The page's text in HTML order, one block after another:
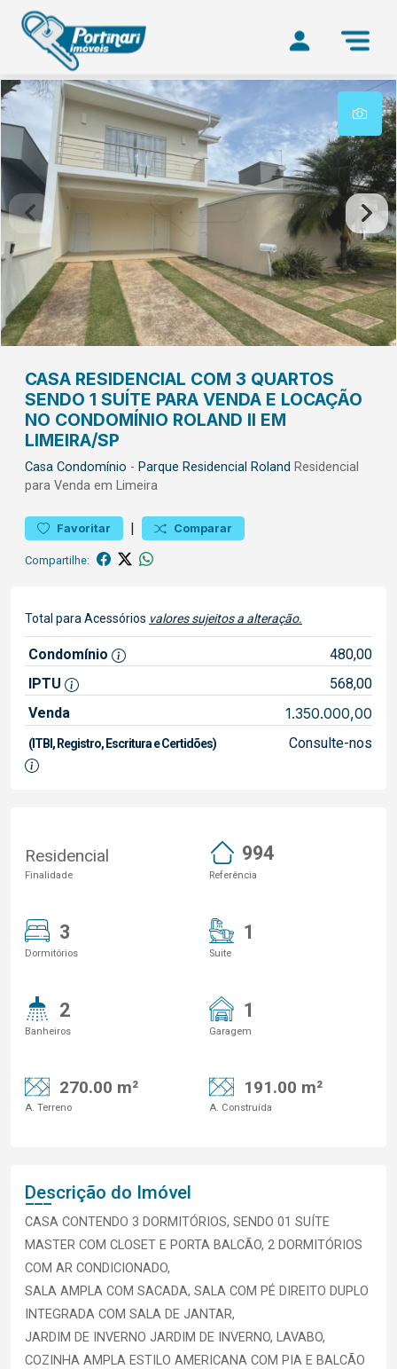
CASA RESIDENCIAL COM 3 QUARTOS
SENDO 1 SUÍTE PARA VENDA E LOCAÇÃO
NO CONDOMÍNIO ROLAND II EM
LIMEIRA/SP
Casa Condomínio - Parque Residencial Roland Residencial
para Venda em Limeira
Favoritar | Comparar
Compartilhe:
Total para Acessórios valores sujeitos a alteração.
Condomínio
480,00
IPTU
568,00
Venda
1.350.000,00
(ITBI, Registro, Escritura e Certidões) Consulte-nos
Residencial
Finalidade
994
Referência
3
Dormitórios
1
Suite
2
Banheiros
1
Garagem
270.00 m²
A. Terreno
191.00 m²
A. Construída
Descrição do Imóvel
CASA CONTENDO 3 DORMITÓRIOS, SENDO 01 SUÍTE
MASTER COM CLOSET E PORTA BALCÃO, 2 DORMITÓRIOS
COM AR CONDICIONADO,
SALA AMPLA COM SACADA, SALA COM PÉ DIREITO DUPLO
INTEGRADA COM SALA DE JANTAR,
JARDIM DE INVERNO JARDIM DE INVERNO, LAVABO,
COZINHA AMPLA ESTILO AMERICANA COM PIA E BALCÃO